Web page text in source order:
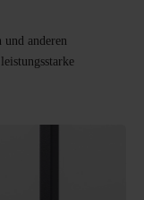
und anderen